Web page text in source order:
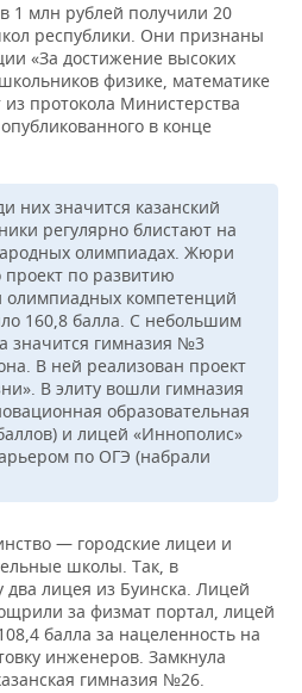
1 млн рублей получили 20
республики. Они признаны
«За достижение высоких
физике, математике
протокола Министерства
в конце
них значится казанский
регулярно блистают на
олимпиадах. Жюри
проект по развитию
олимпиадных компетенций
160,8 балла. С небольшим
значится гимназия №3
В ней реализован проект
В элиту вошли гимназия
образовательная
и лицей «Иннополис»
по ОГЭ (набрали
— городские лицеи и
школы. Так, в
лицея из Буинска. Лицей
за физмат портал, лицей
балла за нацеленность на
инженеров. Замкнула
гимназия №26.